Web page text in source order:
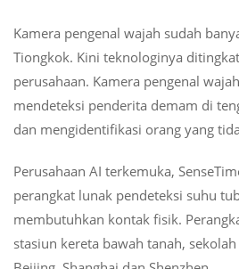
Kamera pengenal wajah sudah
Tiongkok. Kini teknologinya
perusahaan. Kamera pengenal
mendeteksi penderita demam di
dan mengidentifikasi orang yang
Perusahaan AI terkemuka,
perangkat lunak pendeteksi suhu
membutuhkan kontak fisik.
stasiun kereta bawah tanah,